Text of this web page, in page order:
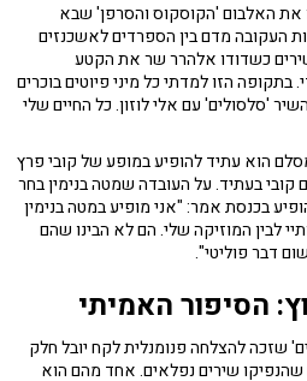
את האלבום 'הקוסקוס והסרפן' שבא
העקובה מדם בין הספרדים לאשכנזים
את השירים כשדודו אלהרר שר את הקטע
הזו למדתי כל מיני פיוטים בוכרים
'סלסולים' עם אלי לוזון. כל החיים שלי
הוא עתיד להופיע במופע של קובי פרץ
בעתיד. על העובדה שמטה בנימין בחר
בכנסת אמר: "אני מופיע במטה בנימין
לבין המוזיקה שלי. הם לא הבינו שהם
דבר פוליטי".
הסיפור האמיתי
שזכה להצלחה פנומנלית לקח יובל חלק
שירים נפלאים. אחד מהם הוא